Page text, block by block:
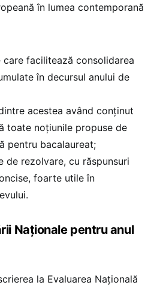
în lumea contemporană
facilitează consolidarea
în decursul anului de
acestea având conținut
toate noțiunile propuse de
pentru bacalaureat;
de rezolvare, cu răspunsuri
foarte utile în
Naționale pentru anul
la Evaluarea Națională